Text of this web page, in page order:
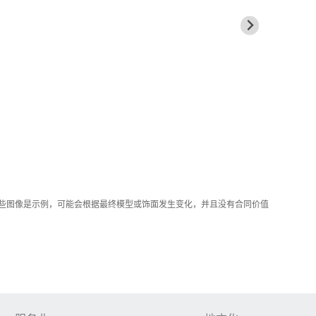
图像是示例，可能会根据最终模型或饰面发生变化，并且没有合同价值